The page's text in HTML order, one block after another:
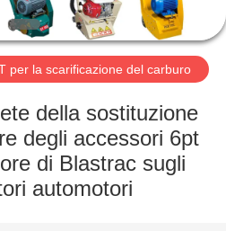
per la scarificazione del carburo
della sostituzione
degli accessori 6pt
di Blastrac sugli
automotori